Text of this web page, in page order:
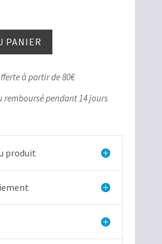
PANIER
à partir de 80€
remboursé pendant 14 jours
produit